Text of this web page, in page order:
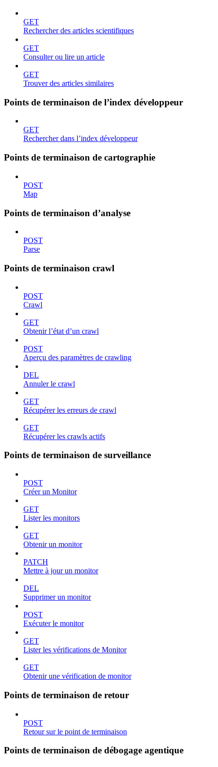
GET
Rechercher des articles scientifiques
GET
Consulter ou lire un article
GET
Trouver des articles similaires
Points de terminaison de l’index développeur
GET
Rechercher dans l’index développeur
Points de terminaison de cartographie
POST
Map
Points de terminaison d’analyse
POST
Parse
Points de terminaison crawl
POST
Crawl
GET
Obtenir l’état d’un crawl
POST
Aperçu des paramètres de crawling
DEL
Annuler le crawl
GET
Récupérer les erreurs de crawl
GET
Récupérer les crawls actifs
Points de terminaison de surveillance
POST
Créer un Monitor
GET
Lister les monitors
GET
Obtenir un monitor
PATCH
Mettre à jour un monitor
DEL
Supprimer un monitor
POST
Exécuter le monitor
GET
Lister les vérifications de Monitor
GET
Obtenir une vérification de monitor
Points de terminaison de retour
POST
Retour sur le point de terminaison
Points de terminaison de débogage agentique